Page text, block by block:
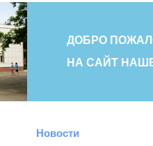
ДОБРО
НА САЙТ
Новости